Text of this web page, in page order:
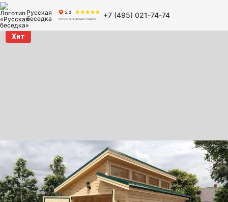
Русская
беседка
+7 (495) 021-74-74
Хит